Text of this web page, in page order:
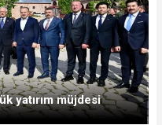
yatırım müjdesi